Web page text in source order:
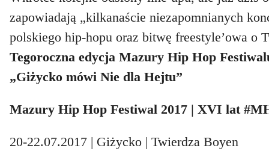
zapowiadają „kilkanaście niezapomnianych
polskiego hip-hopu oraz bitwę freestyle’owa o
Tegoroczna edycja Mazury Hip Hop
„Giżycko mówi Nie dla Hejtu”
Mazury Hip Hop Festiwal 2017 | XVI lat
20-22.07.2017 | Giżycko | Twierdza Boyen